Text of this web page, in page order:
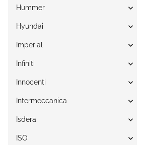
Hummer
Hyundai
Imperial
Infiniti
Innocenti
Intermeccanica
Isdera
ISO